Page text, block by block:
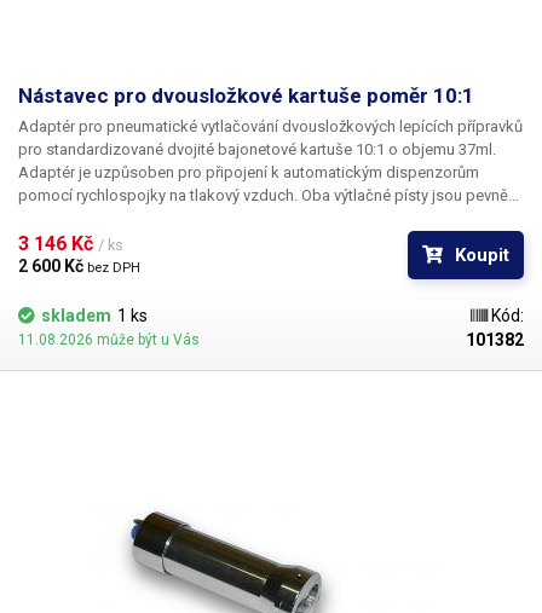
Nástavec pro dvousložkové kartuše poměr 10:1
Adaptér pro pneumatické vytlačování dvousložkových lepících přípravků
pro standardizované dvojité bajonetové kartuše 10:1 o objemu 37ml.
Adaptér je uzpůsoben pro připojení k automatickým dispenzorům
pomocí rychlospojky na tlakový vzduch. Oba výtlačné písty jsou pevně
zajištěno naprosto rovnoměrné dávkování i při rozdílných viskozitách
3 146 Kč / ks
2 600 Kč bez DPH
Koupit
skladem 1 ks
11.08.2026 může být u Vás
Kód:
101382